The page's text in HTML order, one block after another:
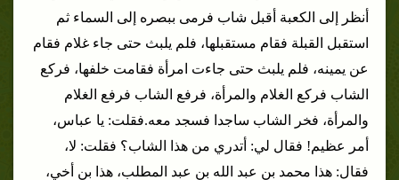
أنظر إلى الكعبة أقبل شاب فرمى ببصره إلى السماء ثم
استقبل القبلة فقام مستقبلها، فلم يلبث حتى جاء غلام فقام
عن يمينه، فلم يلبث حتى جاءت امرأة فقامت خلفها، فركع
الشاب فركع الغلام والمرأة، فرفع الشاب فرفع الغلام
والمرأة، فخر الشاب ساجدا فسجد معه.فقلت: يا عباس،
أمر عظيم! فقال لي: أتدري من هذا الشاب؟ فقلت: لا،
فقال: هذا محمد بن عبد الله بن عبد المطلب، هذا بن أخي،